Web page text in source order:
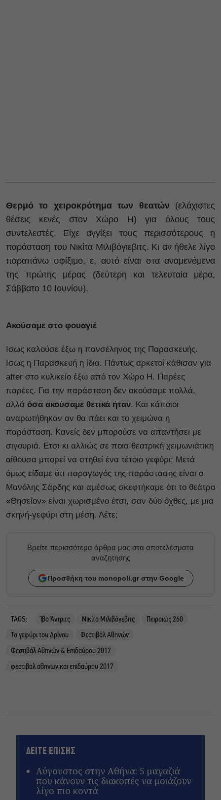
Θερμό το χειροκρότημα των θεατών (ελάχιστες
θέσεις κενές στον Χώρο Η) για όλους τους
συντελεστές. Είχε αγγίξει τους περισσότερους η
παράσταση του Νικίτα Μιλιβόγιεβιτς. Κι αν ήθελε λίγο
παραπάνω σφίξιμο, ε, αυτό είναι στα αναμενόμενα
της πρώτης μέρας (δεύτερη και τελευταία μέρα,
Σάββατο 10 Ιουνίου).
Ακούσαμε στο φουαγιέ
Ισως καλούσε έξω η πανσέληνος της Παρασκευής.
Ισως η Παρασκευή η ίδια. Πάντως αρκετοί κάθισαν για
after στο κυλικείο έξω από τον Χώρο Η. Παρέες
παρέες. Για την παράσταση δεν ακούσαμε πολλά,
αλλά όσα ακούσαμε θετικά ήταν. Και κάποιοι
αναρωτήθηκαν αν θα πάει και το χειμώνα η
παράσταση. Κανείς δεν μπορούσε να απαντήσει με
σιγουριά. Ετσι κι αλλιώς σε ποια θεατρική χειμωνιάτικη
αίθουσα μπορεί να στηθεί ένα τέτοιο γεφύρι; Μετά
όμως είδαμε ότι παραγωγός της παράστασης είναι ο
Μανόλης Σάρδης και αμέσως σκεφτήκαμε ότι το θεάτρο
«Θησείον» είναι χωρισμένο έτσι, σαν δύο όχθες, με μια
σκηνή-γεφύρι στη μέση. Λέτε;
Βρείτε περισσότερα άρθρα μας στα αποτελέσματα
αναζητησης
Προσθήκη του monopoli.gr στην Google
TAGS: Ίβο Άντριτς Νικίτα Μιλιβόγεβιτς
Πειραιώς 260
Το γεφύρι του Δρίνου
Φεστιβάλ Αθηνών
Φεστιβάλ Αθηνών & Επιδαύρου 2017
φεστιβαλ αθηνων και επιδαύρου 2017
ΔΕΙΤΕ ΕΠΙΣΗΣ
Αύγουστος στην Αθήνα: 5 μαγαζιά
που κάνουν τις διακοπές να μοιάζουν
λίγο πιο κοντά